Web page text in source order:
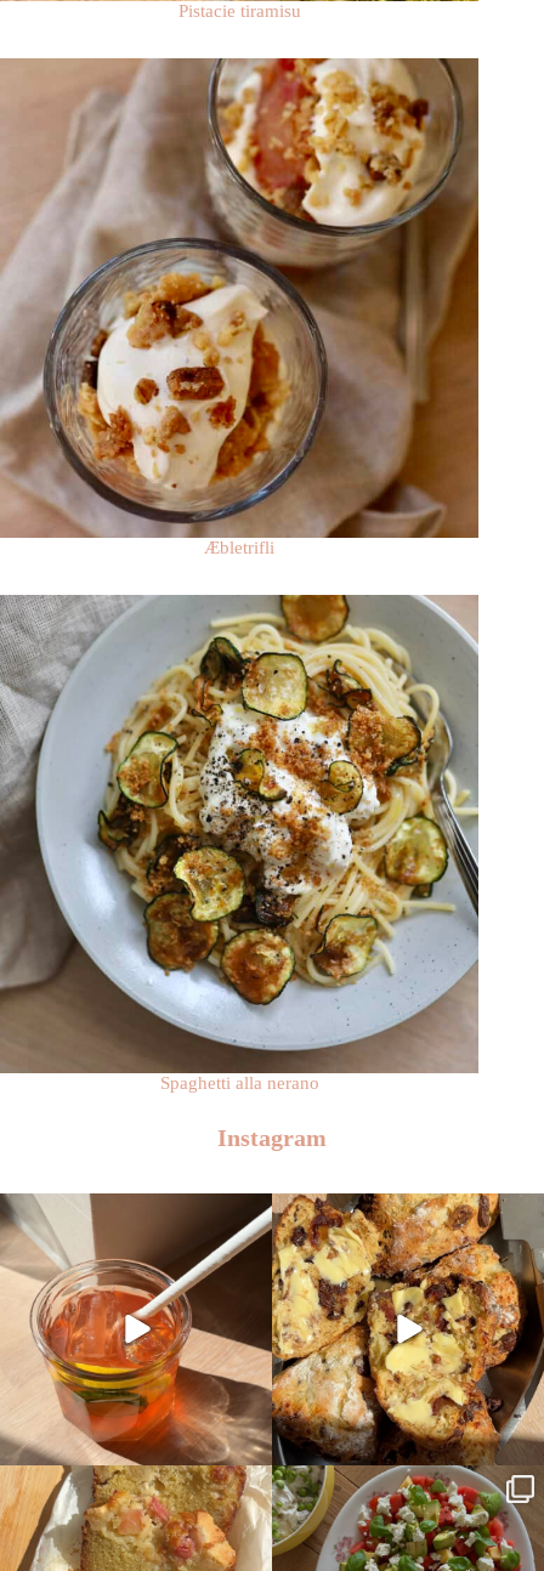
Pistacie tiramisu
Æbletrifli
Spaghetti alla nerano
Instagram